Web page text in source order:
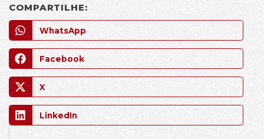
COMPARTILHE:
WhatsApp
Facebook
X
LinkedIn